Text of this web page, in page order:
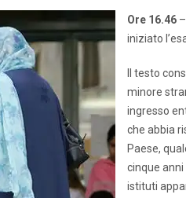
Ore 16.46
iniziato
Il testo
minore
ingresso
che abbia
Paese,
cinque
istituti